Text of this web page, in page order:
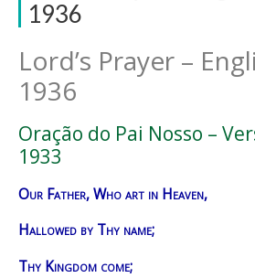
1936
Lord’s Prayer –
1936
Oração do Pai Nosso –
1933
Our Father, Who art in Heaven,
Hallowed by Thy name;
Thy Kingdom come;